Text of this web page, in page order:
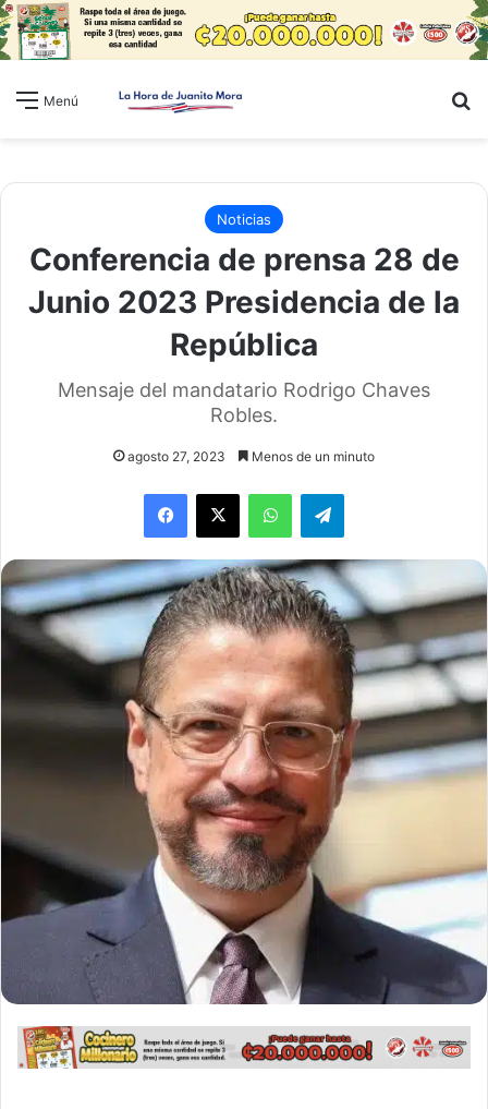
Menú
Noticias
Conferencia de prensa 28 de
Junio 2023 Presidencia de la
República
Mensaje del mandatario Rodrigo Chaves
Robles.
agosto 27, 2023 Menos de un minuto
WhatsAppTelegram